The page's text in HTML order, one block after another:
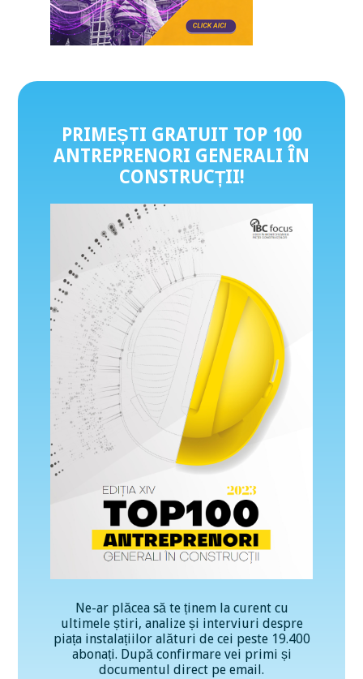
PRIMEȘTI GRATUIT TOP 100
ANTREPRENORI GENERALI ÎN
CONSTRUCȚII!
Ne-ar plăcea să te ținem la curent cu
ultimele știri, analize și interviuri despre
piața instalațiilor alături de cei peste 19.400
abonați. După confirmare vei primi și
documentul direct pe email.